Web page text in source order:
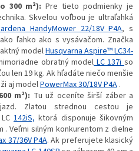
300 m²): Pre tieto podmienky je
Skvelou voľbou je ultraľahká
HandyMower 22/18V P4A, s
ľahko ako s vysávačom. Značka
modelHusqvarna Aspire™ LC34-
obratný modelLC 137iso
len 19 kg. Ak hľadáte niečo menšie
aj modelPowerMax 30/18V P4A .
m²): Tu už oceníte širší záber a
Zlatou strednou cestou je
142iS, ktorá disponuje šikovným
. Veľmi silným konkurentom z dielne
37/36V P4A. Ak preferujete klasický